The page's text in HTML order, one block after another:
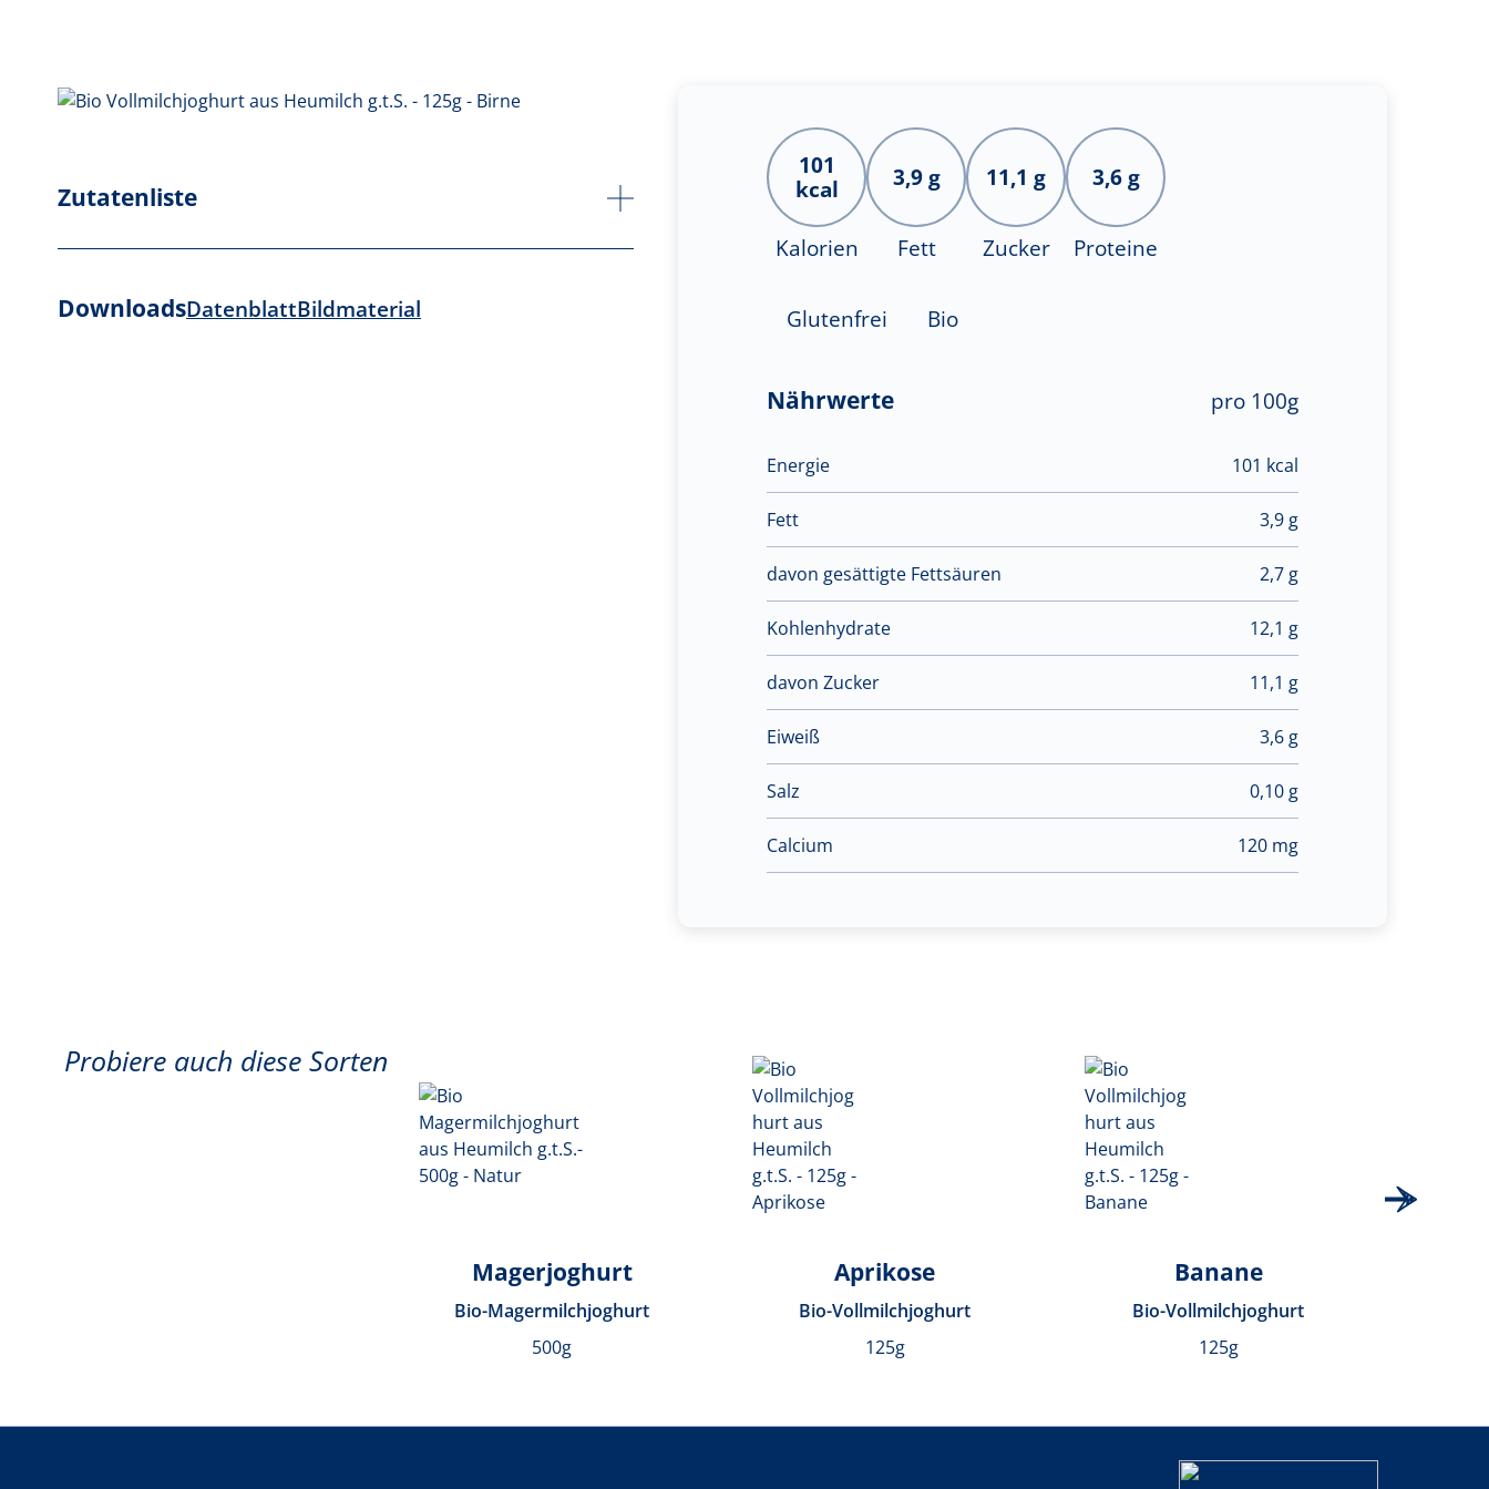
Zutatenliste
DownloadsDatenblattBildmaterial
101
kcal
Kalorien
3,9 g
Fett
11,1 g
Zucker
3,6 g
Proteine
Glutenfrei Bio
Nährwerte pro 100g
Energie 101 kcal
Fett 3,9 g
davon gesättigte Fettsäuren 2,7 g
Kohlenhydrate 12,1 g
davon Zucker 11,1 g
Eiweiß 3,6 g
Salz 0,10 g
Calcium 120 mg
Probiere auch diese Sorten
Magerjoghurt
Bio-Magermilchjoghurt
500g
Aprikose
Bio-Vollmilchjoghurt
125g
Banane
Bio-Vollmilchjoghurt
125g